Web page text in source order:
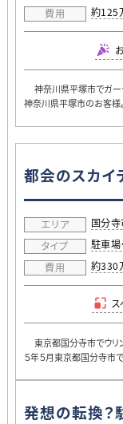
費用 約125
神奈川県平塚市でガーデ
神奈川県平塚市のお客様
都会のスカイ
エリア 国分寺
タイプ
駐車場
費用
約330
東京都国分寺市でウリン
５年５月東京都国分寺市
発想の転換？